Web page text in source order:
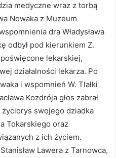
medyczne wraz z torbą
Nowaka z Muzeum
dra Władysława
odbył pod kierunkiem Z.
lekarskiej,
działalności lekarza. Po
i wspomnień W. Tlałki
Kozdrója głos zabrał
życiorys swojego dziadka
Tokarskiego oraz
z ich życiem.
Lawera z Tarnowca,